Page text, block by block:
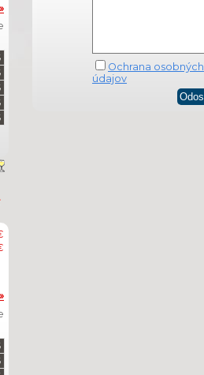
Ochrana osobných
údajov